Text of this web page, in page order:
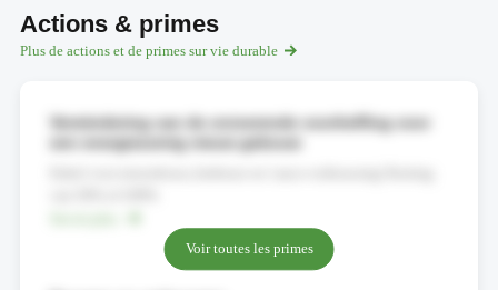
Actions & primes
Plus de actions et de primes sur vie durable
Voir toutes les primes
Vermindering van de onroerende voorheffing voor
een energiezuinig nieuw gebouw